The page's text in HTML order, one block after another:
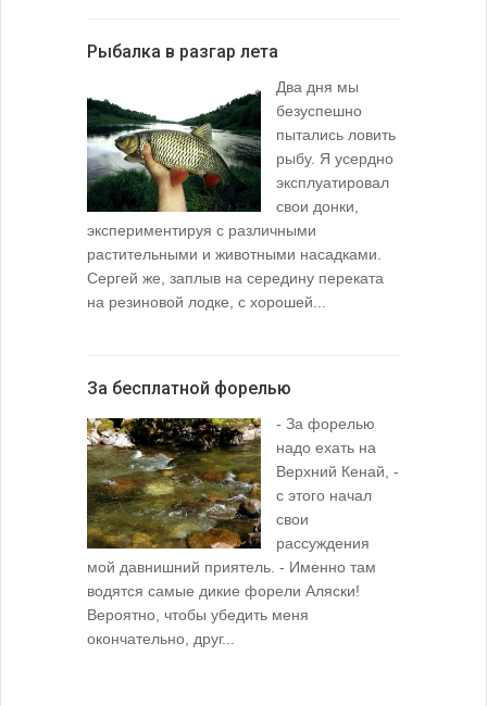
Рыбалка в разгар лета
Два дня мы
безуспешно
пытались ловить
рыбу. Я усердно
эксплуатировал
свои донки,
экспериментируя с различными
растительными и животными насадками.
Сергей же, заплыв на середину переката
на резиновой лодке, с хорошей...
За бесплатной форелью
- За форелью
надо ехать на
Верхний Кенай, -
с этого начал
свои
рассуждения
мой давнишний приятель. - Именно там
водятся самые дикие форели Аляски!
Вероятно, чтобы убедить меня
окончательно, друг...